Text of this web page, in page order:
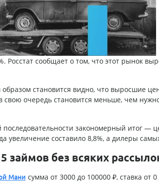
Росстат сообщает о том, что этот рынок
образом становится видно, что выросшие
свою очередь становится меньше, чем
последовательности закономерный итог —
увеличение составило 8,8%, а дилеры
займов без всяких
Мани сумма от 3000 до 100000 ₽, ставка от